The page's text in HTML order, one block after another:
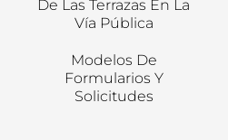
De Las Terrazas En La
Vía Pública
Modelos De
Formularios Y
Solicitudes